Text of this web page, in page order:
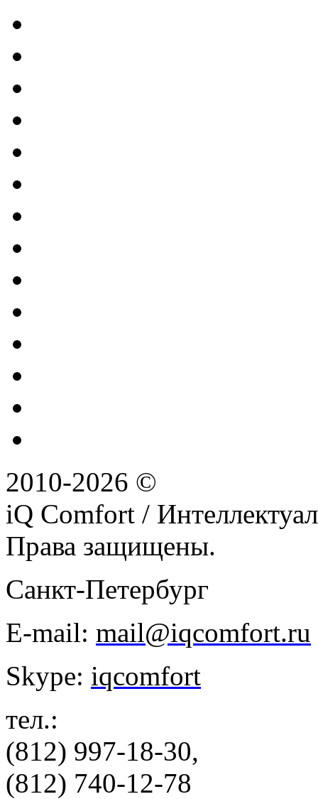
2010-2026 ©
iQ Comfort /
Права защищены.
Санкт-Петербург
E-mail: mail@iqcomfort.ru
Skype: iqcomfort
тел.:
(812) 997-18-30,
(812) 740-12-78